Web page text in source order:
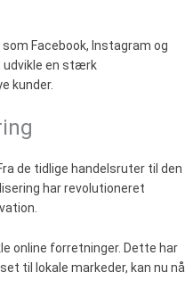
Facebook, Instagram og
udvikle en stærk
kunder.
de tidlige handelsruter til den
har revolutioneret
online forretninger. Dette har
til lokale markeder, kan nu nå